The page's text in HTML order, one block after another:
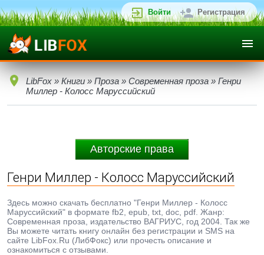
Войти Регистрация
LibFox » Книги » Проза » Современная проза » Генри
Миллер - Колосс Маруссийский
Авторские права
Генри Миллер - Колосс Маруссийский
Здесь можно скачать бесплатно "Генри Миллер - Колосс
Маруссийский" в формате fb2, epub, txt, doc, pdf. Жанр:
Современная проза, издательство ВАГРИУС, год 2004. Так же
Вы можете читать книгу онлайн без регистрации и SMS на
сайте LibFox.Ru (ЛибФокс) или прочесть описание и
ознакомиться с отзывами.